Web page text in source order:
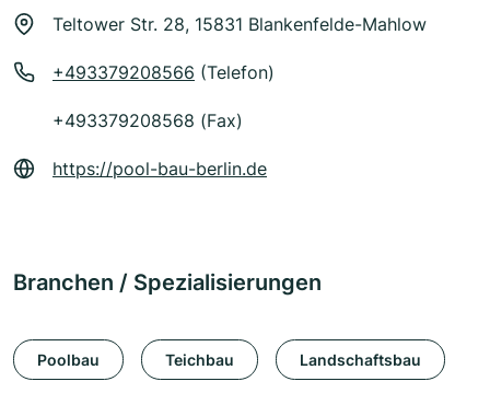
Teltower Str. 28, 15831 Blankenfelde-Mahlow
+493379208566 (Telefon)
+493379208568 (Fax)
https://pool-bau-berlin.de
Branchen / Spezialisierungen
Poolbau Teichbau Landschaftsbau